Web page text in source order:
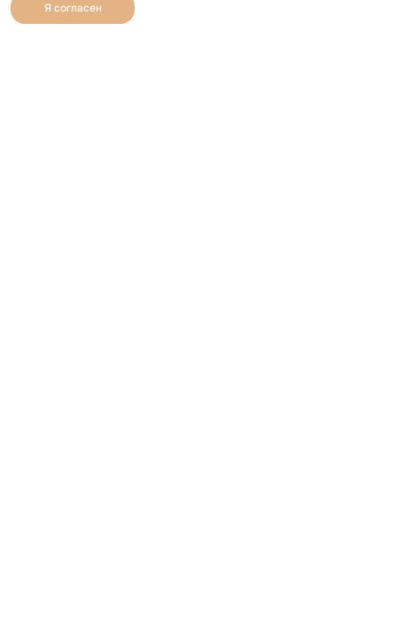
Каталог Избранное
Я согласен